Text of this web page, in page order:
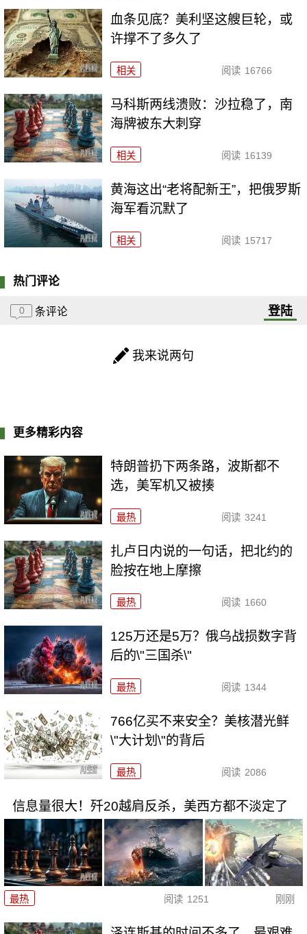
血条见底？美利坚这艘巨轮，或
许撑不了多久了
相关 阅读 16766
马科斯两线溃败：沙拉稳了，南
海牌被东大刺穿
相关 阅读 16139
黄海这出“老将配新王”，把俄罗斯
海军看沉默了
相关 阅读 15717
热门评论
0 条评论 登陆
我来说两句
更多精彩内容
特朗普扔下两条路，波斯都不
选，美军机又被揍
最热 阅读 3241
扎卢日内说的一句话，把北约的
脸按在地上摩擦
最热 阅读 1660
125万还是5万？俄乌战损数字背
后的\"三国杀\"
最热 阅读 1344
766亿买不来安全？美核潜光鲜
\"大计划\"的背后
最热 阅读 2086
信息量很大！歼20越肩反杀，美西方都不淡定了
最热 阅读 1251 刚刚